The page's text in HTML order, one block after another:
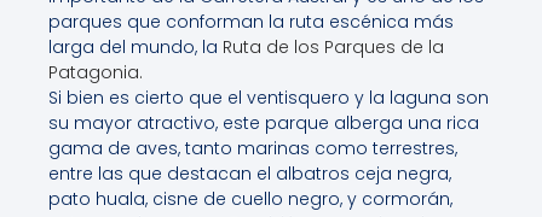
parques que conforman la ruta escénica más
larga del mundo, la Ruta de los Parques de la
Patagonia.
Si bien es cierto que el ventisquero y la laguna son
su mayor atractivo, este parque alberga una rica
gama de aves, tanto marinas como terrestres,
entre las que destacan el albatros ceja negra,
pato huala, cisne de cuello negro, y cormorán,